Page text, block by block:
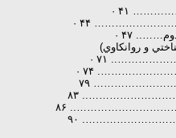
۴۱ ·
۴۴ ·
۴۷ ·
و روانكاوي)
۷۱ ·
۷۴ ·
۷۹
۸۳
۸۶
۹۰